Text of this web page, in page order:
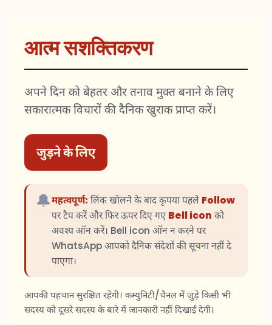
आत्म सशक्तिकरण
अपने दिन को बेहतर और तनाव मुक्त बनाने के लिए
सकारात्मक विचारों की दैनिक खुराक प्राप्त करें।
जुड़ने के लिए
🔔महत्वपूर्ण: लिंक खोलने के बाद कृपया पहले Follow
पर टैप करें और फिर ऊपर दिए गए Bell icon को
अवश्य ऑन करें। Bell icon ऑन न करने पर
WhatsApp आपको दैनिक संदेशों की सूचना नहीं दे
पाएगा।
आपकी पहचान सुरक्षित रहेगी। कम्युनिटी/चैनल में जुड़े किसी भी
सदस्य को दूसरे सदस्य के बारे में जानकारी नहीं दिखाई देगी।